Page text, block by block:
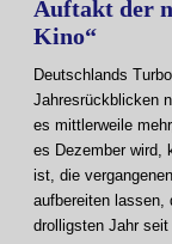
Auftakt der
Kino“
Deutschlands
Jahresrückblicken
es mittlerweile
es Dezember wird,
ist, die
aufbereiten
drolligsten Jahr